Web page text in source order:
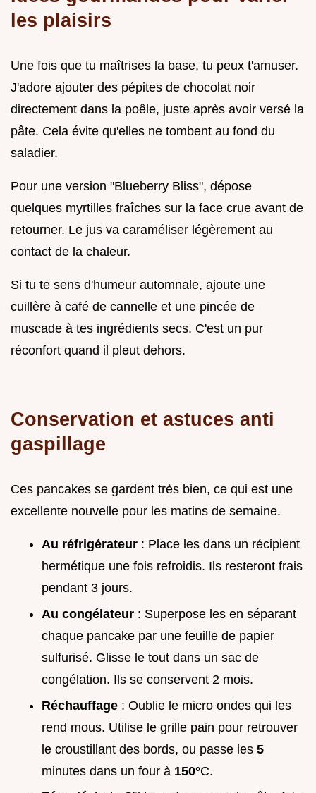
les plaisirs
Une fois que tu maîtrises la base, tu peux t'amuser.
J'adore ajouter des pépites de chocolat noir
directement dans la poêle, juste après avoir versé la
pâte. Cela évite qu'elles ne tombent au fond du
saladier.
Pour une version "Blueberry Bliss", dépose
quelques myrtilles fraîches sur la face crue avant de
retourner. Le jus va caraméliser légèrement au
contact de la chaleur.
Si tu te sens d'humeur automnale, ajoute une
cuillère à café de cannelle et une pincée de
muscade à tes ingrédients secs. C'est un pur
réconfort quand il pleut dehors.
Conservation et astuces anti
gaspillage
Ces pancakes se gardent très bien, ce qui est une
excellente nouvelle pour les matins de semaine.
Au réfrigérateur : Place les dans un récipient
hermétique une fois refroidis. Ils resteront frais
pendant 3 jours.
Au congélateur : Superpose les en séparant
chaque pancake par une feuille de papier
sulfurisé. Glisse le tout dans un sac de
congélation. Ils se conservent 2 mois.
Réchauffage : Oublie le micro ondes qui les
rend mous. Utilise le grille pain pour retrouver
le croustillant des bords, ou passe les 5
minutes dans un four à 150°C.